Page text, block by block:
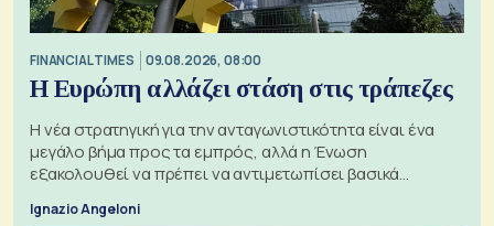
FINANCIAL TIMES 09.08.2026, 08:00
Η Ευρώπη αλλάζει στάση στις τράπεζες
Η νέα στρατηγική για την ανταγωνιστικότητα είναι ένα
μεγάλο βήμα προς τα εμπρός, αλλά η Ένωση
εξακολουθεί να πρέπει να αντιμετωπίσει βασικά
Ignazio Angeloni